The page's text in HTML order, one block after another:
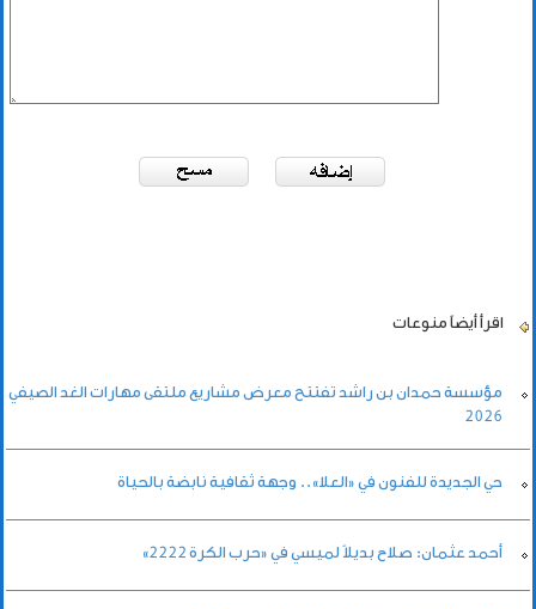
اقرأ أيضاً منوعات
مؤسسة حمدان بن راشد تفتتح معرض مشاريع ملتقى مهارات الغد الصيفي
2026
حي الجديدة للفنون في «العلا».. وجهة ثقافية نابضة بالحياة
أحمد عثمان: صلاح بديلاً لميسي في «حرب الكرة 2222»